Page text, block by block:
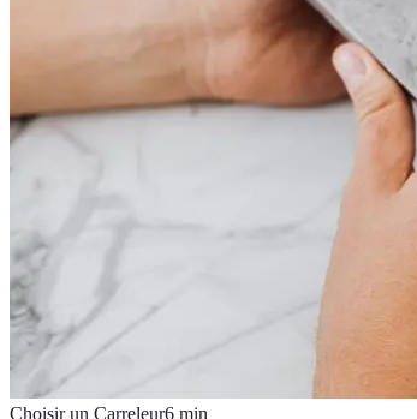
Choisir un Carreleur6 min